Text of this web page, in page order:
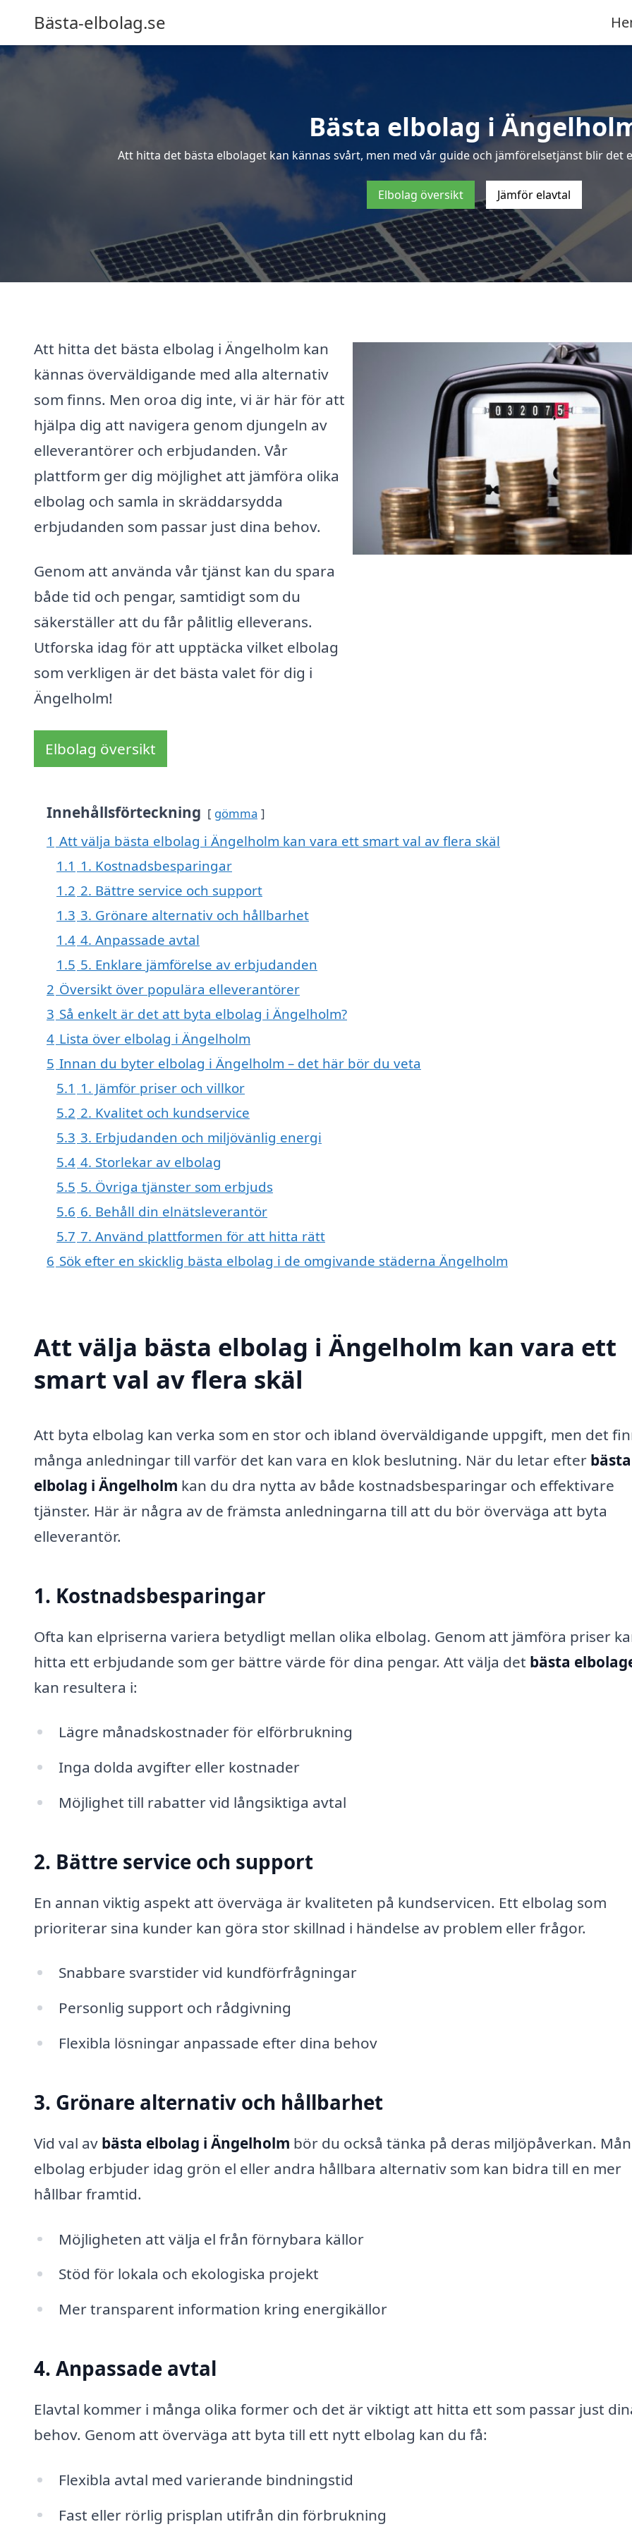
Bästa-elbolag.se
Bästa elbolag i
Att hitta det bästa elbolaget kan kännas svårt, men med vår guide och jämförelsetjänst blir det
Elbolag översikt Jämför elavtal
Att hitta det bästa elbolag i Ängelholm kan
kännas överväldigande med alla alternativ
som finns. Men oroa dig inte, vi är här för att
hjälpa dig att navigera genom djungeln av
elleverantörer och erbjudanden. Vår
plattform ger dig möjlighet att jämföra olika
elbolag och samla in skräddarsydda
erbjudanden som passar just dina behov.
Genom att använda vår tjänst kan du spara
både tid och pengar, samtidigt som du
säkerställer att du får pålitlig elleverans.
Utforska idag för att upptäcka vilket elbolag
som verkligen är det bästa valet för dig i
Ängelholm!
Elbolag översikt
Innehållsförteckning gömma
1 Att välja bästa elbolag i Ängelholm kan vara ett smart val av flera skäl
1.1 1. Kostnadsbesparingar
1.2 2. Bättre service och support
1.3 3. Grönare alternativ och hållbarhet
1.4 4. Anpassade avtal
1.5 5. Enklare jämförelse av erbjudanden
2 Översikt över populära elleverantörer
3 Så enkelt är det att byta elbolag i Ängelholm?
4 Lista över elbolag i Ängelholm
5 Innan du byter elbolag i Ängelholm – det här bör du veta
5.1 1. Jämför priser och villkor
5.2 2. Kvalitet och kundservice
5.3 3. Erbjudanden och miljövänlig energi
5.4 4. Storlekar av elbolag
5.5 5. Övriga tjänster som erbjuds
5.6 6. Behåll din elnätsleverantör
5.7 7. Använd plattformen för att hitta rätt
6 Sök efter en skicklig bästa elbolag i de omgivande städerna Ängelholm
Att välja bästa elbolag i Ängelholm kan vara ett
smart val av flera skäl
Att byta elbolag kan verka som en stor och ibland överväldigande uppgift, men det
många anledningar till varför det kan vara en klok beslutning. När du letar efter bästa
elbolag i Ängelholm kan du dra nytta av både kostnadsbesparingar och effektivare
tjänster. Här är några av de främsta anledningarna till att du bör överväga att byta
elleverantör.
1. Kostnadsbesparingar
Ofta kan elpriserna variera betydligt mellan olika elbolag. Genom att jämföra priser
hitta ett erbjudande som ger bättre värde för dina pengar. Att välja det bästa
kan resultera i:
Lägre månadskostnader för elförbrukning
Inga dolda avgifter eller kostnader
Möjlighet till rabatter vid långsiktiga avtal
2. Bättre service och support
En annan viktig aspekt att överväga är kvaliteten på kundservicen. Ett elbolag som
prioriterar sina kunder kan göra stor skillnad i händelse av problem eller frågor.
Snabbare svarstider vid kundförfrågningar
Personlig support och rådgivning
Flexibla lösningar anpassade efter dina behov
3. Grönare alternativ och hållbarhet
Vid val av bästa elbolag i Ängelholm bör du också tänka på deras miljöpåverkan.
elbolag erbjuder idag grön el eller andra hållbara alternativ som kan bidra till en mer
hållbar framtid.
Möjligheten att välja el från förnybara källor
Stöd för lokala och ekologiska projekt
Mer transparent information kring energikällor
4. Anpassade avtal
Elavtal kommer i många olika former och det är viktigt att hitta ett som passar just
behov. Genom att överväga att byta till ett nytt elbolag kan du få:
Flexibla avtal med varierande bindningstid
Fast eller rörlig prisplan utifrån din förbrukning